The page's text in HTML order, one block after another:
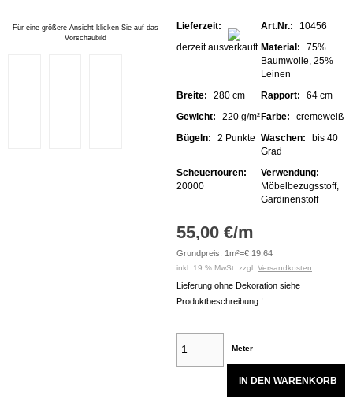
Für eine größere Ansicht klicken Sie auf das
Vorschaubild
Lieferzeit:
derzeit ausverkauft
Art.Nr.:
10456
Material:
75%
Baumwolle, 25%
Leinen
Breite:
280 cm Rapport:
64 cm
Gewicht:
220 g/m²Farbe:
cremeweiß
Bügeln:
2 Punkte Waschen:
bis 40
Grad
Scheuertouren:
20000
Verwendung:
Möbelbezugsstoff,
Gardinenstoff
55,00 €/m
Grundpreis: 1m²=€ 19,64
inkl. 19 % MwSt. zzgl. Versandkosten
Lieferung ohne Dekoration siehe
Produktbeschreibung !
Meter
IN DEN WARENKORB